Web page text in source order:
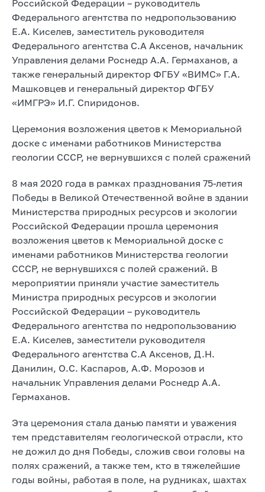
Российской Федерации – руководитель
Федерального агентства по недропользованию
Е.А. Киселев, заместитель руководителя
Федерального агентства С.А Аксенов, начальник
Управления делами Роснедр А.А. Гермаханов, а
также генеральный директор ФГБУ «ВИМС» Г.А.
Машковцев и генеральный директор ФГБУ
«ИМГРЭ» И.Г. Спиридонов.
Церемония возложения цветов к Мемориальной
доске с именами работников Министерства
геологии СССР, не вернувшихся с полей сражений
8 мая 2020 года в рамках празднования 75-летия
Победы в Великой Отечественной войне в здании
Министерства природных ресурсов и экологии
Российской Федерации прошла церемония
возложения цветов к Мемориальной доске с
именами работников Министерства геологии
СССР, не вернувшихся с полей сражений. В
мероприятии приняли участие заместитель
Министра природных ресурсов и экологии
Российской Федерации – руководитель
Федерального агентства по недропользованию
Е.А. Киселев, заместители руководителя
Федерального агентства С.А Аксенов, Д.Н.
Данилин, О.С. Каспаров, А.Ф. Морозов и
начальник Управления делами Роснедр А.А.
Гермаханов.
Эта церемония стала данью памяти и уважения
тем представителям геологической отрасли, кто
не дожил до дня Победы, сложив свои головы на
полях сражений, а также тем, кто в тяжелейшие
годы войны, работая в поле, на рудниках, шахтах